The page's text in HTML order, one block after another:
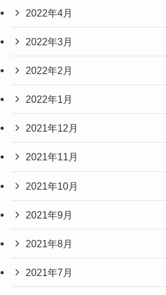
2022年4月
2022年3月
2022年2月
2022年1月
2021年12月
2021年11月
2021年10月
2021年9月
2021年8月
2021年7月